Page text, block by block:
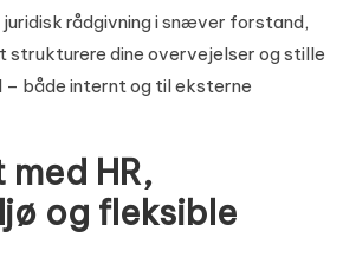
rådgivning i snæver forstand,
strukturere dine overvejelser og stille
– både internt og til eksterne
HR,
og fleksible